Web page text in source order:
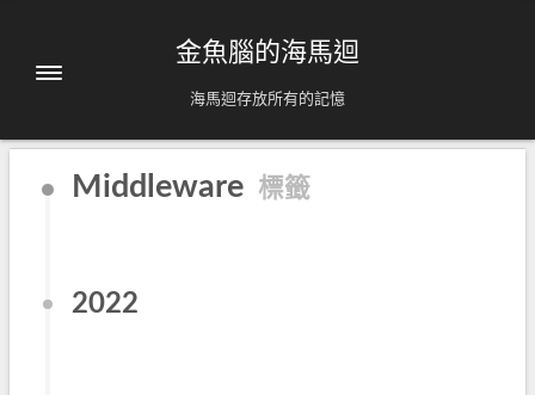
金魚腦的海馬迴
海馬迴存放所有的記憶
Middleware 標籤
2022